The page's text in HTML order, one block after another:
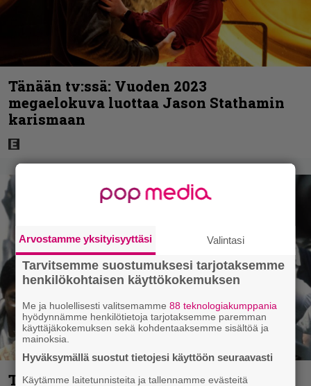
Tänään tv:ssä: Vuoden 2023
megaelokuva luottaa Jason Stathamin
karismaan
Tänään tv:ssä: Vuoden 1997 Bond-
Arvostamme yksityisyyttäsi Valintasi
Tarvitsemme suostumuksesi tarjotaksemme
henkilökohtaisen käyttökokemuksen
Me ja huolellisesti valitsemamme88 teknologiakumppania
hyödynnämme henkilötietoja tarjotaksemme paremman
käyttäjäkokemuksen sekä kohdentaaksemme sisältöä ja
mainoksia.
Hyväksymällä suostut tietojesi käyttöön seuraavasti
Käytämme laitetunnisteita ja tallennamme evästeitä